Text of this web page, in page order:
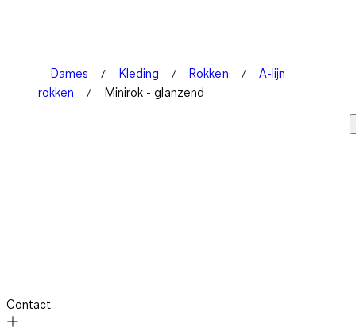
Dames Kleding Rokken
A-lijn
rokken
Minirok - glanzend
Contact